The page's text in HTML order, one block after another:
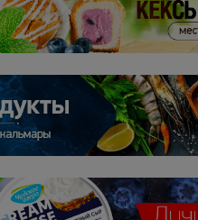
в одном месте!